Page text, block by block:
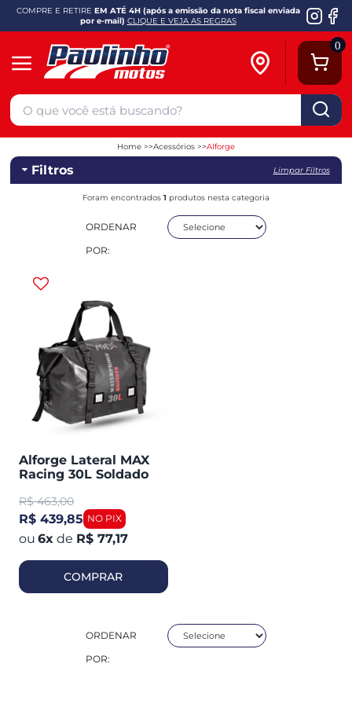
COMPRE E RETIRE EM ATÉ 4H (após a emissão da nota fiscal enviada
por e-mail) CLIQUE E VEJA AS REGRAS
0
Home Acessórios Alforge
Filtros Limpar Filtros
Foram encontrados 1 produtos nesta categoria
ORDENAR
POR:
Alforge Lateral MAX
Racing 30L Soldado
R$ 463,00
R$ 439,85
6x de R$ 77,17
COMPRAR
ORDENAR
POR: